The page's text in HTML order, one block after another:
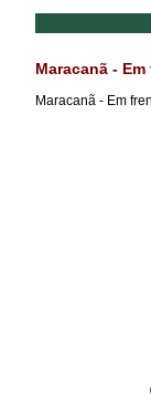
Maracanã -
Maracanã - Em